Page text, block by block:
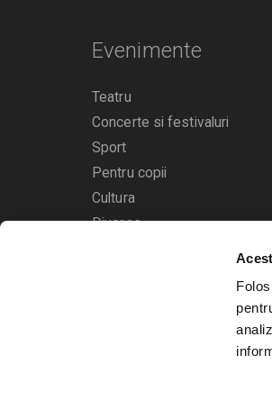
Evenimente
Teatru
Concerte si festivaluri
Sport
Pentru copii
Cultura
Diverse
Calendarul evenimentelor